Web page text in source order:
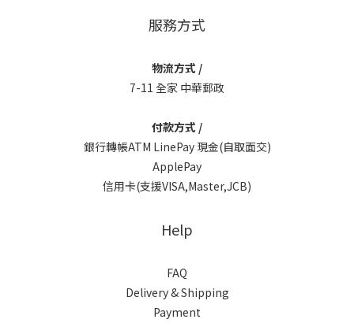
服務方式
物流方式 /
7-11 全家 中華郵政
付款方式 /
銀行轉帳ATM LinePay 現金(自取面交)
ApplePay
信用卡(支援VISA,Master,JCB)
Help
FAQ
Delivery & Shipping
Payment